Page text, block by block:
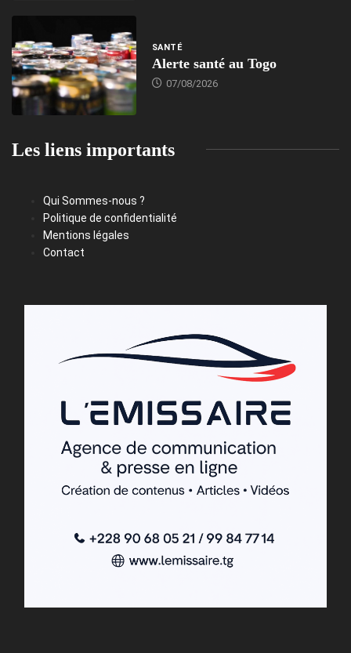
SANTÉ
Alerte santé au Togo
07/08/2026
Les liens importants
Qui Sommes-nous ?
Politique de confidentialité
Mentions légales
Contact